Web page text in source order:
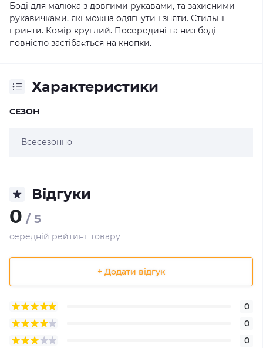
Боді для малюка з довгими рукавами, та захисними
рукавичками, які можна одягнути і зняти. Стильні
принти. Комір круглий. Посередині та низ боді
повністю застібається на кнопки.
Характеристики
СЕЗОН
Всесезонно
Відгуки
0 / 5
середній рейтинг товару
+ Додати відгук
0
0
0